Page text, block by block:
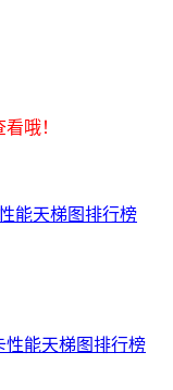
哦！
能天梯图排行榜
性能天梯图排行榜